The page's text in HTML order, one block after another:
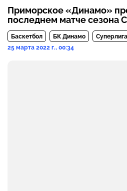
Приморское «Динамо»
последнем матче сезона
Баскетбол БК Динамо
25 марта 2022 г., 00:34